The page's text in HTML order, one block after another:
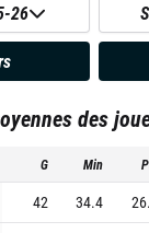
26
des
G Min
42 34.4